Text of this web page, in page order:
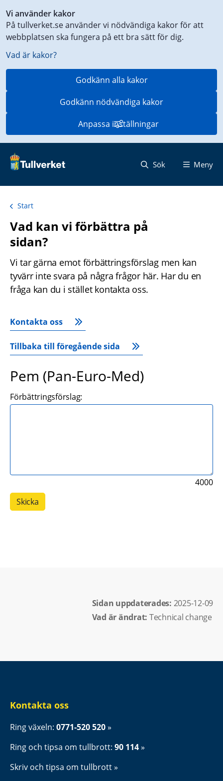
Vi använder kakor
På tullverket.se använder vi nödvändiga kakor för att
webbplatsen ska fungera på ett bra sätt för dig.
Vad är kakor?
Godkänn alla kakor
Godkänn nödvändiga kakor
Anpassa inställningar
till
innehåll
på
aktuell
Sök Meny
Start
Vad kan vi förbättra på
sidan?
Vi tar gärna emot förbättringsförslag men kan
tyvärr inte svara på några frågor här. Har du en
fråga kan du i stället kontakta oss.
Kontakta oss
Tillbaka till föregående sida
Pem (Pan-Euro-Med)
Förbättringsförslag:
4000
Sidan uppdaterades: 2025-12-09
Vad är ändrat: Technical change
Kontakta oss
Ring växeln: 0771-520 520
Ring och tipsa om tullbrott: 90 114
Skriv och tipsa om tullbrott